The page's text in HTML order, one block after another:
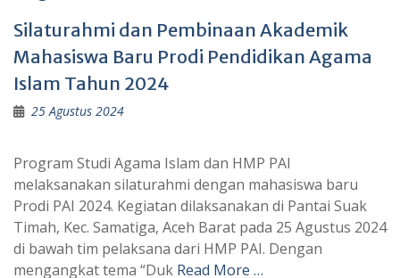
Silaturahmi dan Pembinaan Akademik
Mahasiswa Baru Prodi Pendidikan Agama
Islam Tahun 2024
25 Agustus 2024
Program Studi Agama Islam dan HMP PAI
melaksanakan silaturahmi dengan mahasiswa baru
Prodi PAI 2024. Kegiatan dilaksanakan di Pantai Suak
Timah, Kec. Samatiga, Aceh Barat pada 25 Agustus 2024
di bawah tim pelaksana dari HMP PAI. Dengan
mengangkat tema “Duk Read More …